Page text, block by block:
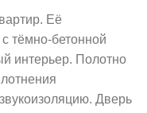
Её
тёмно-бетонной
интерьер. Полотно
Дверь